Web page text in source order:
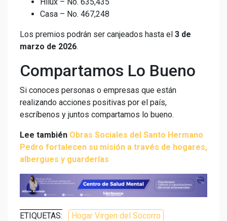
Casa – No. 467,248
Los premios podrán ser canjeados hasta el 3 de
marzo de 2026.
Compartamos Lo Bueno
Si conoces personas o empresas que están
realizando acciones positivas por el país,
escríbenos y juntos compartamos lo bueno.
Lee también Obras Sociales del Santo Hermano
Pedro fortalecen su misión a través de hogares,
albergues y guarderías
ETIQUETAS:
Hogar Virgen del Socorro